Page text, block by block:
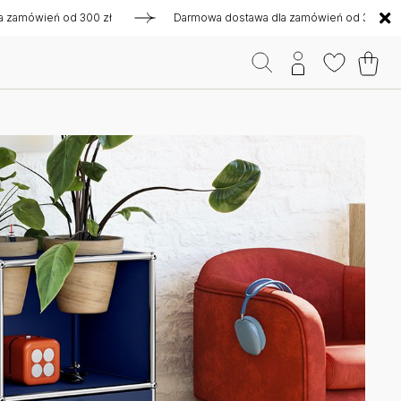
od 300 zł Darmowa dostawa dla zamówień od 300 zł